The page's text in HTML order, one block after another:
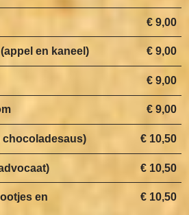
€ 9,00
€ 9,00
en kaneel)
€ 9,00
€ 9,00
€ 10,50
chocoladesaus)
€ 10,50
€ 10,50
en